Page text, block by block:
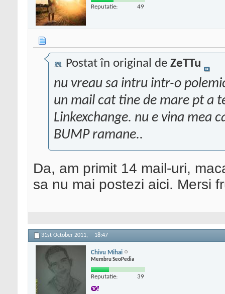
Reputatie: 49
Postat în original de ZeTTu
nu vreau sa intru intr-o
un mail cat tine de mare pt a
Linkexchange. nu e vina mea
BUMP ramane..
Da, am primit 14 mail-uri,
sa nu mai postezi aici. Mersi
31st October 2011, 18:47
Chivu Mihai
Membru SeoPedia
Reputatie: 39